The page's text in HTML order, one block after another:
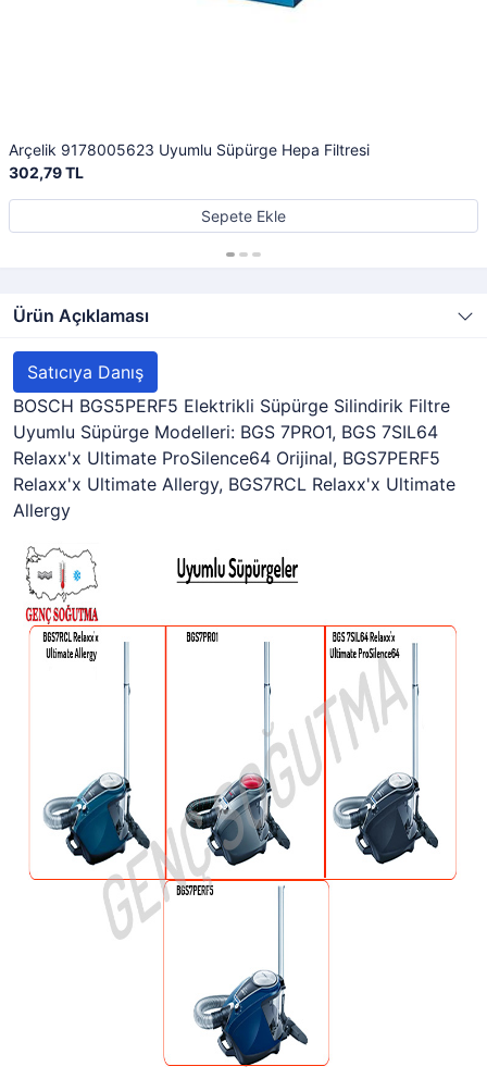
Arçelik 9178005623 Uyumlu Süpürge Hepa Filtresi
302,79 TL
Sepete Ekle
Ürün Açıklaması
Satıcıya Danış
BOSCH BGS5PERF5 Elektrikli Süpürge Silindirik Filtre
Uyumlu Süpürge Modelleri: BGS 7PRO1, BGS 7SIL64
Relaxx'x Ultimate ProSilence64 Orijinal, BGS7PERF5
Relaxx'x Ultimate Allergy, BGS7RCL Relaxx'x Ultimate
Allergy